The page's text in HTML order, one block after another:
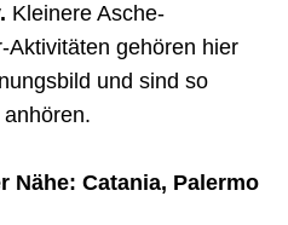
Kleinere Asche-
Aktivitäten gehören hier
und sind so
Nähe: Catania, Palermo